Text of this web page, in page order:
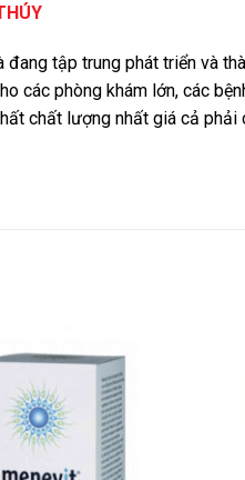
đang tập trung phát triển và
các phòng khám lớn, các
chất lượng nhất giá cả